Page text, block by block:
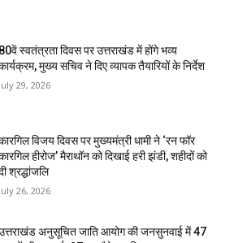
80वें स्वतंत्रता दिवस पर उत्तराखंड में होंगे भव्य
मुख्य सचिव ने दिए व्यापक तैयारियों के निर्देश
July 29, 2026
विजय दिवस पर मुख्यमंत्री धामी ने ‘रन फॉर
हीरोज’ मैराथॉन को दिखाई हरी झंडी, शहीदों को
श्रद्धांजलि
July 26, 2026
अनुसूचित जाति आयोग की जनसुनवाई में 47